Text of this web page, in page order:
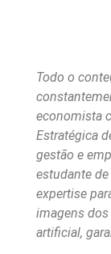
Todo o
economista
Estratégica
gestão e
estudante de
expertise
imagens
artificial,